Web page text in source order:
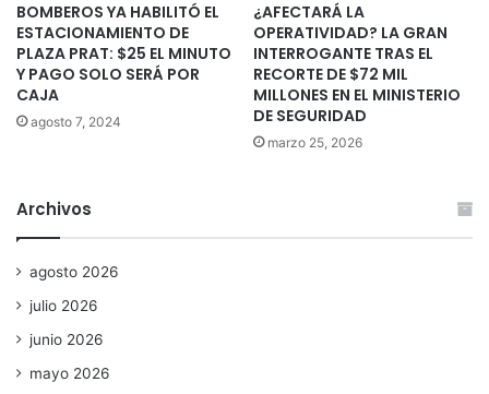
BOMBEROS YA HABILITÓ EL
ESTACIONAMIENTO DE
PLAZA PRAT: $25 EL MINUTO
Y PAGO SOLO SERÁ POR
CAJA
agosto 7, 2024
¿AFECTARÁ LA
OPERATIVIDAD? LA GRAN
INTERROGANTE TRAS EL
RECORTE DE $72 MIL
MILLONES EN EL MINISTERIO
DE SEGURIDAD
marzo 25, 2026
Archivos
agosto 2026
julio 2026
junio 2026
mayo 2026